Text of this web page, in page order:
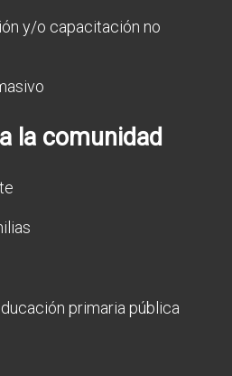
y/o capacitación no
la comunidad
primaria pública